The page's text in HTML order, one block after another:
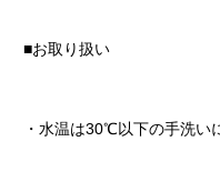
■お取り扱い
・水温は30℃以下の手洗い